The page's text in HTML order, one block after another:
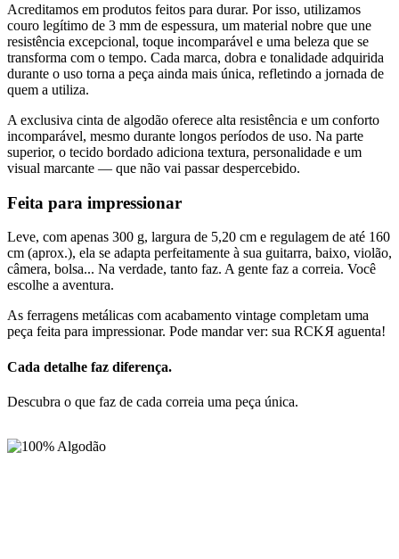
Acreditamos em produtos feitos para durar. Por isso, utilizamos
couro legítimo de 3 mm de espessura, um material nobre que une
resistência excepcional, toque incomparável e uma beleza que se
transforma com o tempo. Cada marca, dobra e tonalidade adquirida
durante o uso torna a peça ainda mais única, refletindo a jornada de
quem a utiliza.
A exclusiva cinta de algodão oferece alta resistência e um conforto
incomparável, mesmo durante longos períodos de uso. Na parte
superior, o tecido bordado adiciona textura, personalidade e um
visual marcante — que não vai passar despercebido.
Feita para impressionar
Leve, com apenas 300 g, largura de 5,20 cm e regulagem de até 160
cm (aprox.), ela se adapta perfeitamente à sua guitarra, baixo, violão,
câmera, bolsa... Na verdade, tanto faz. A gente faz a correia. Você
escolhe a aventura.
As ferragens metálicas com acabamento vintage completam uma
peça feita para impressionar. Pode mandar ver: sua RCKR aguenta!
Cada detalhe faz diferença.
Descubra o que faz de cada correia uma peça única.